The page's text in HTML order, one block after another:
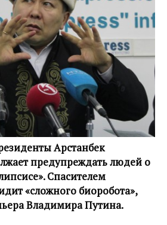
Арстанбек
предупреждать людей о
Спасителем
«сложного биоробота»,
Владимира Путина.